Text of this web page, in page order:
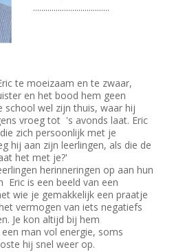
.....................................
te moeizaam en te zwaar,
en het bood hem geen
school wel zijn thuis, waar hij
vroeg tot 's avonds laat. Eric
zich persoonlijk met je
hij aan zijn leerlingen, als die de
het met je?'
herinneringen op aan hun
Eric is een beeld van een
wie je gemakkelijk een praatje
vermogen van iets negatiefs
Je kon altijd bij hem
man vol energie, soms
hij snel weer op.